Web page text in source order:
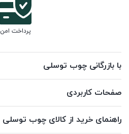
پرداخت امن
با بازرگانی چوب توسلی
صفحات کاربردی
راهنمای خرید از کالای چوب توسلی